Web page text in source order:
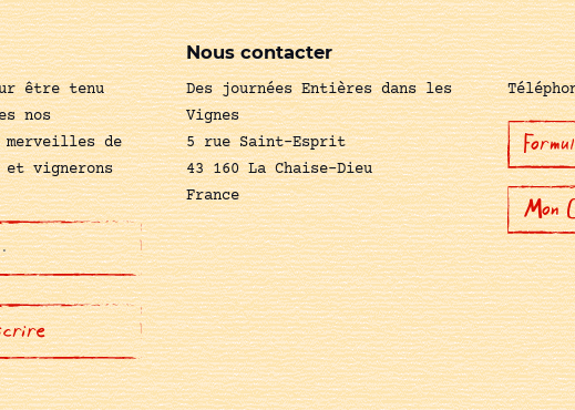
être tenu
nos
merveilles de
et vignerons
Nous contacter
Des journées Entières dans les
Vignes
5 rue Saint-Esprit
43 160 La Chaise-Dieu
France
Mon